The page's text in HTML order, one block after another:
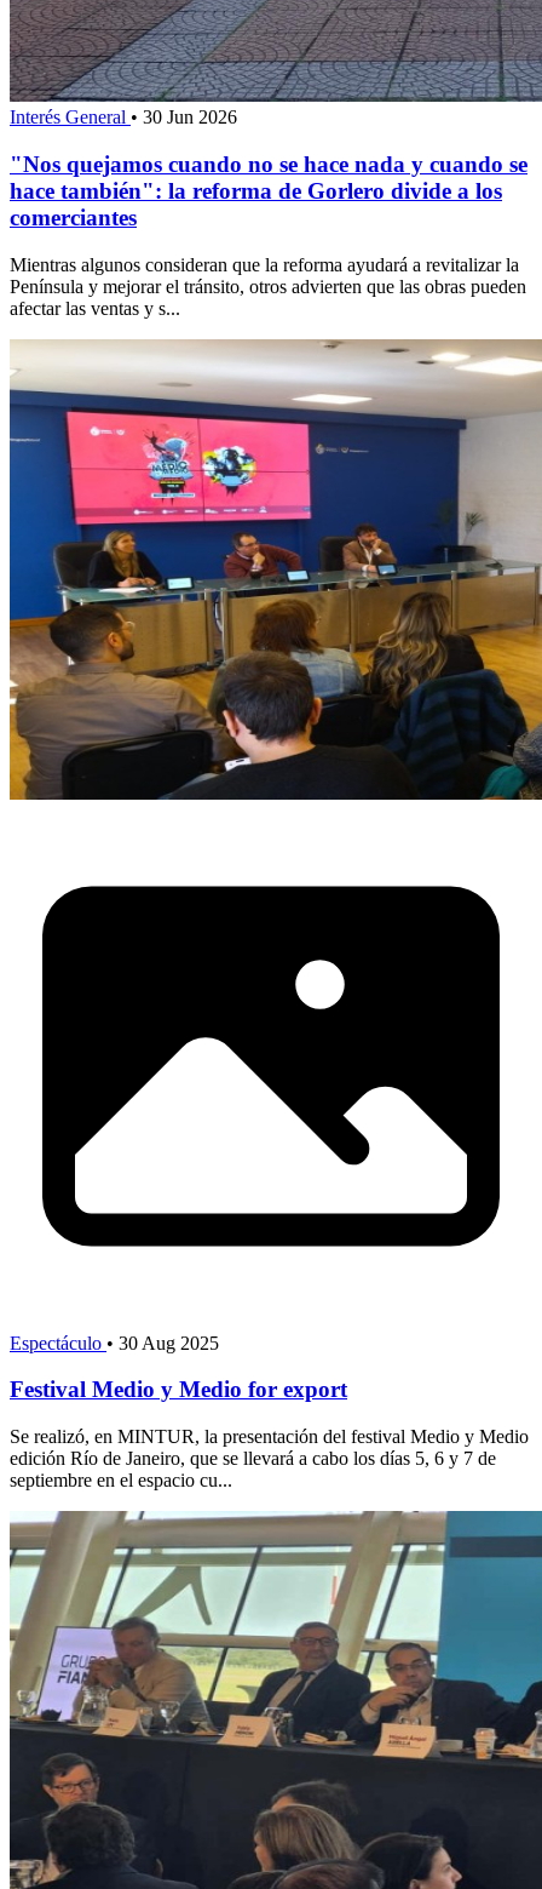
Interés General • 30 Jun 2026
"Nos quejamos cuando no se hace nada y cuando se
hace también": la reforma de Gorlero divide a los
comerciantes
Mientras algunos consideran que la reforma ayudará a revitalizar la
Península y mejorar el tránsito, otros advierten que las obras pueden
afectar las ventas y s...
Espectáculo • 30 Aug 2025
Festival Medio y Medio for export
Se realizó, en MINTUR, la presentación del festival Medio y Medio
edición Río de Janeiro, que se llevará a cabo los días 5, 6 y 7 de
septiembre en el espacio cu...